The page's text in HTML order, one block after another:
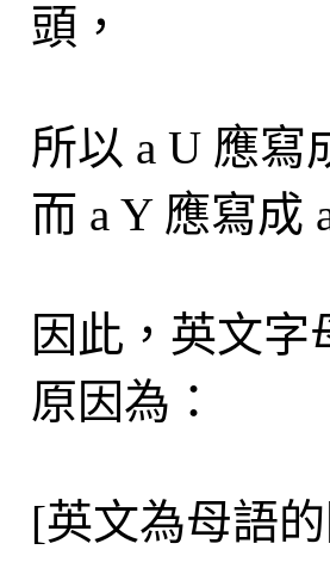
頭，
所以 a U 應寫
而 a Y 應寫成
因此，英文
原因為：
[英文為母語